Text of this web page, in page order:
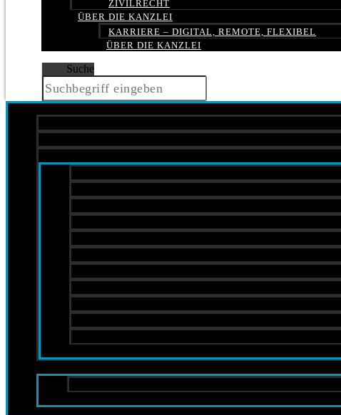
ZIVILRECHT
ÜBER DIE KANZLEI
KARRIERE – DIGITAL, REMOTE, FLEXIBEL
ÜBER DIE KANZLEI
Suche